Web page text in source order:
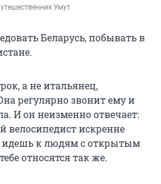
Умут
Беларусь, побывать в
а не итальянец,
регулярно звонит ему и
И он неизменно отвечает:
велосипедист искренне
идешь к людям с открытым
относятся так же.